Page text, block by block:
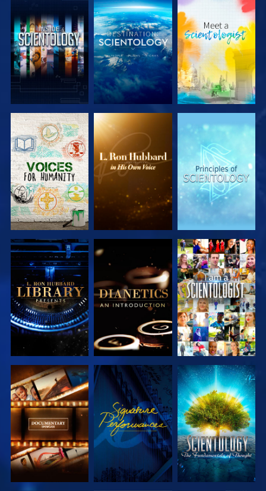
SERIE
ENTDECKEN
SERIE
ENTDECKEN
SERIE
ENTDECKEN
SERIE
ENTDECKEN
SERIE
ENTDECKEN
ANSEHEN
SERIE
ENTDECKEN
ANSEHEN
SERIE
ENTDECKEN